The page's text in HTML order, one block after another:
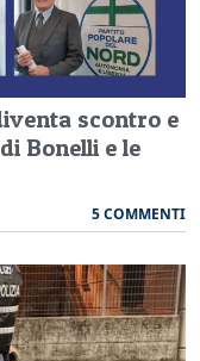
scontro e
Bonelli e le
5 COMMENTI